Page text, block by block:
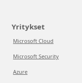
Yritykset
Microsoft Cloud
Microsoft Security
Azure